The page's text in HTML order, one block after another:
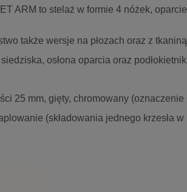
Net
ARM to stelaż w formie 4 nóżek,
także wersje na płozach oraz z
osłona oparcia oraz
25 mm, gięty, chromowany (oznaczenie
(składowania jednego krzesła